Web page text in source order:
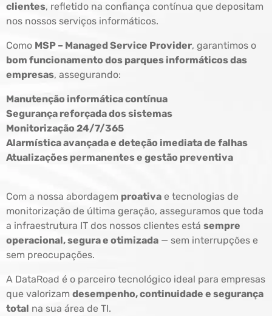
clientes, refletido na confiança contínua que depositam
nos nossos serviços informáticos.
Como MSP – Managed Service Provider, garantimos o
bom funcionamento dos parques informáticos das
empresas, assegurando:
Manutenção informática contínua
Segurança reforçada dos sistemas
Monitorização 24/7/365
Alarmística avançada e deteção imediata de falhas
Atualizações permanentes e gestão preventiva
Com a nossa abordagem proativa e tecnologias de
monitorização de última geração, asseguramos que toda
a infraestrutura IT dos nossos clientes está sempre
operacional, segura e otimizada — sem interrupções e
sem preocupações.
A DataRoad é o parceiro tecnológico ideal para empresas
que valorizam desempenho, continuidade e segurança
total na sua área de TI.